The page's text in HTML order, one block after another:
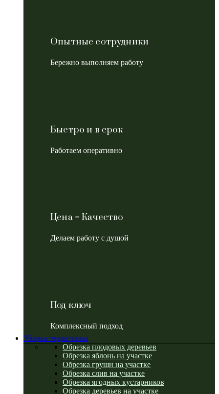
Опытные сотрудники
Бережно выполняем работу
Быстро и в срок
Работаем оперативно
Цена = Качество
Делаем работу с душой
Под ключ
Комплексный подход
Уборка территории
Обрезка плодовых деревьев
Обрезка яблонь на участке
Обрезка груши на участке
Обрезка слив на участке
Обрезка ягодных кустарников
Обрезка деревьев на участке